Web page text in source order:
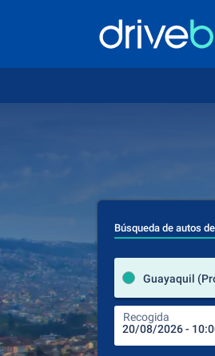
Búsqueda de autos
Guayaquil
Recogida